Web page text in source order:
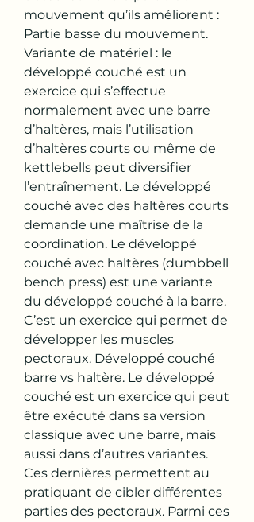
mouvement qu’ils améliorent :
Partie basse du mouvement.
Variante de matériel : le
développé couché est un
exercice qui s’effectue
normalement avec une barre
d’haltères, mais l’utilisation
d’haltères courts ou même de
kettlebells peut diversifier
l’entraînement. Le développé
couché avec des haltères courts
demande une maîtrise de la
coordination. Le développé
couché avec haltères (dumbbell
bench press) est une variante
du développé couché à la barre.
C’est un exercice qui permet de
développer les muscles
pectoraux. Développé couché
barre vs haltère. Le développé
couché est un exercice qui peut
être exécuté dans sa version
classique avec une barre, mais
aussi dans d’autres variantes.
Ces dernières permettent au
pratiquant de cibler différentes
parties des pectoraux. Parmi ces